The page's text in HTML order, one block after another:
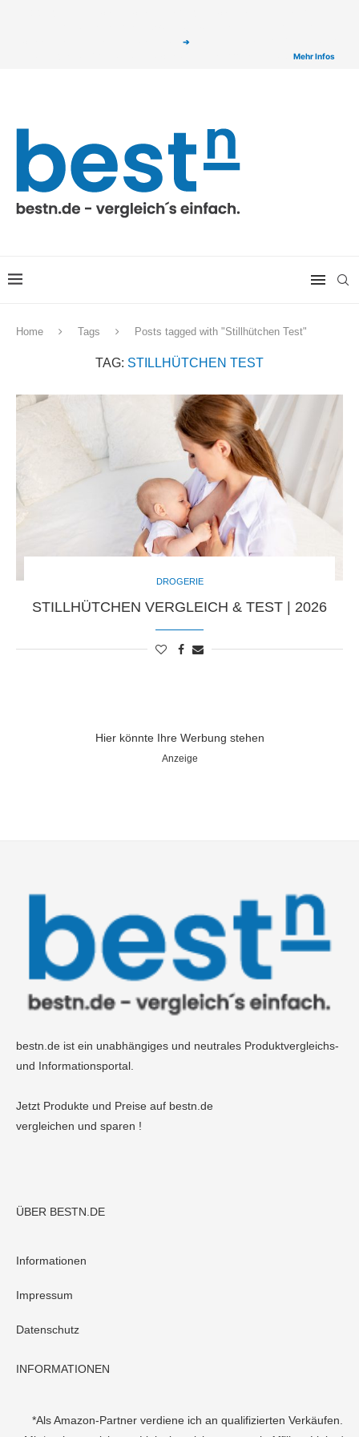
➔
Mehr Infos
Home Tags Posts tagged with "Stillhütchen Test"
TAG: STILLHÜTCHEN TEST
DROGERIE
STILLHÜTCHEN VERGLEICH & TEST | 2026
Hier könnte Ihre Werbung stehen
Anzeige
bestn.de ist ein unabhängiges und neutrales Produktvergleichs-
und Informationsportal.
Jetzt Produkte und Preise auf bestn.de
vergleichen und sparen !
ÜBER BESTN.DE
Informationen
Impressum
Datenschutz
INFORMATIONEN
*Als Amazon-Partner verdiene ich an qualifizierten Verkäufen.